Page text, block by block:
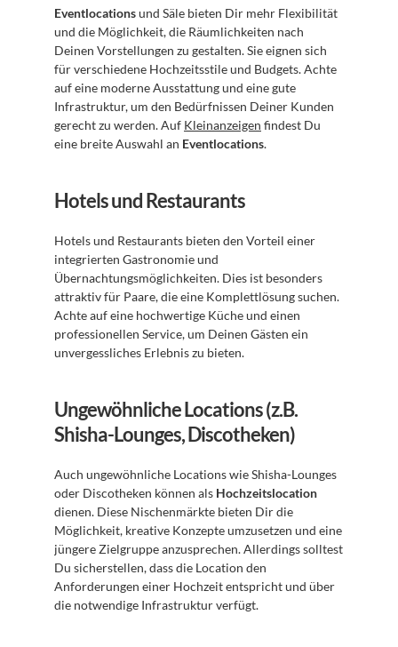
Eventlocations und Säle bieten Dir mehr Flexibilität
und die Möglichkeit, die Räumlichkeiten nach
Deinen Vorstellungen zu gestalten. Sie eignen sich
für verschiedene Hochzeitsstile und Budgets. Achte
auf eine moderne Ausstattung und eine gute
Infrastruktur, um den Bedürfnissen Deiner Kunden
gerecht zu werden. Auf Kleinanzeigen findest Du
eine breite Auswahl an Eventlocations.
Hotels und Restaurants
Hotels und Restaurants bieten den Vorteil einer
integrierten Gastronomie und
Übernachtungsmöglichkeiten. Dies ist besonders
attraktiv für Paare, die eine Komplettlösung suchen.
Achte auf eine hochwertige Küche und einen
professionellen Service, um Deinen Gästen ein
unvergessliches Erlebnis zu bieten.
Ungewöhnliche Locations (z.B.
Shisha-Lounges, Discotheken)
Auch ungewöhnliche Locations wie Shisha-Lounges
oder Discotheken können als Hochzeitslocation
dienen. Diese Nischenmärkte bieten Dir die
Möglichkeit, kreative Konzepte umzusetzen und eine
jüngere Zielgruppe anzusprechen. Allerdings solltest
Du sicherstellen, dass die Location den
Anforderungen einer Hochzeit entspricht und über
die notwendige Infrastruktur verfügt.